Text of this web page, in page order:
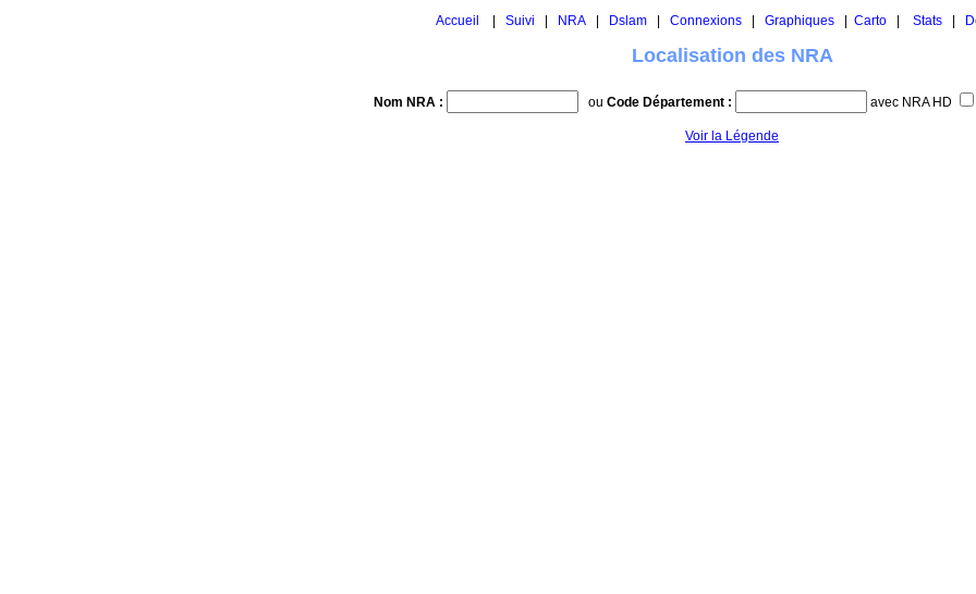
Accueil Suivi NRA Dslam Connexions Graphiques Carto Stats
Localisation des NRA
Nom NRA : ou Code Département : avec NRA HD
Voir la Légende